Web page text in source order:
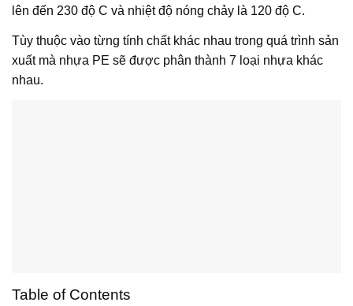
lên đến 230 độ C và nhiệt độ nóng chảy là 120 độ C.
Tùy thuộc vào từng tính chất khác nhau trong quá trình sản
xuất mà nhựa PE sẽ được phân thành 7 loại nhựa khác
nhau.
Table of Contents